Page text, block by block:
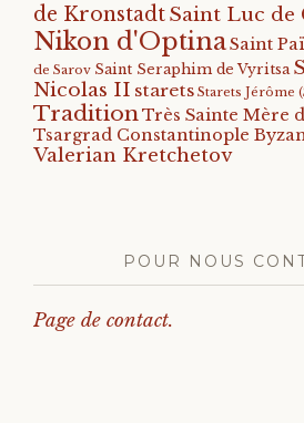
de KronstadtSaint Luc de
Nikon d'OptinaSaint
de Sarov Saint Seraphim de Vyritsa
Nicolas II starets Starets Jérôme
TraditionTrès Sainte Mère
Tsargrad Constantinople
Valerian Kretchetov
POUR NOUS
Page de contact.